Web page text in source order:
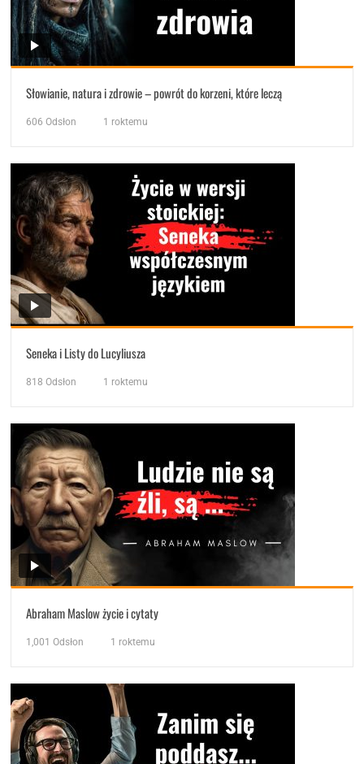
Słowianie, natura i zdrowie – powrót do korzeni, które leczą
606 Odsłon 1 roktemu
Seneka i Listy do Lucyliusza
818 Odsłon 1 roktemu
Abraham Maslow życie i cytaty
1,001 Odsłon 1 roktemu